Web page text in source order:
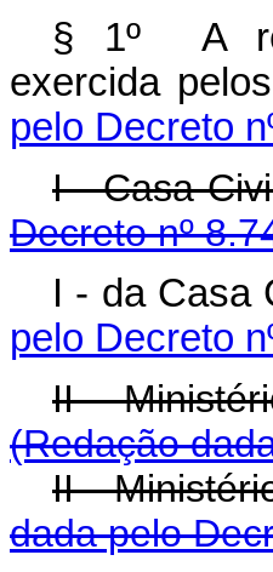
§ 1º A
exercida
pelo Decreto
I - Casa
Decreto nº
I - da Casa
pelo Decreto
II -
(Redação
II -
dada pelo